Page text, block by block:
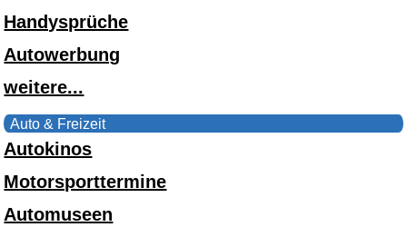
Handysprüche
Autowerbung
weitere...
Auto & Freizeit
Autokinos
Motorsporttermine
Automuseen